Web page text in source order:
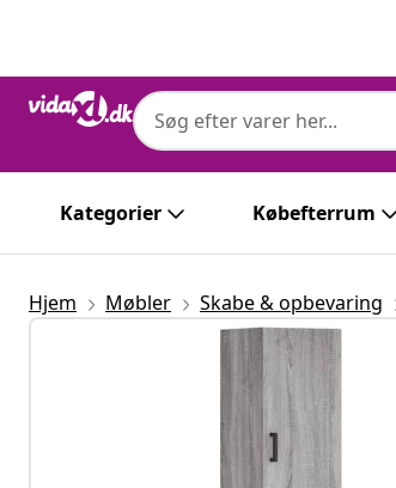
Kategorier Købefterrum
Hjem Møbler Skabe & opbevaring